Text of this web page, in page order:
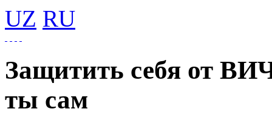
UZ RU
Защитить себя от
ты сам